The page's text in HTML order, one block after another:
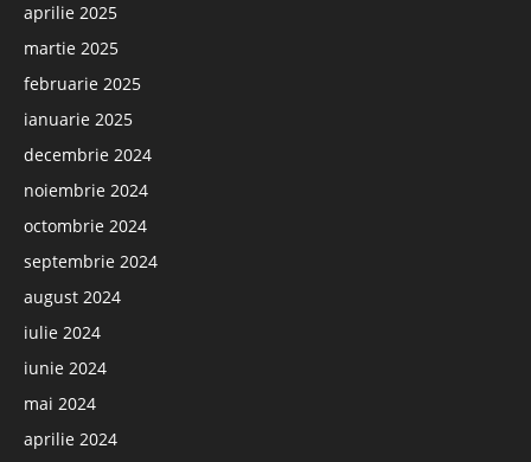
aprilie 2025
martie 2025
februarie 2025
ianuarie 2025
decembrie 2024
noiembrie 2024
octombrie 2024
septembrie 2024
august 2024
iulie 2024
iunie 2024
mai 2024
aprilie 2024